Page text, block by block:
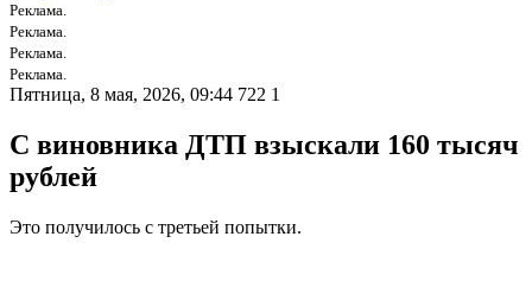
Реклама.
Реклама.
Реклама.
Реклама.
Пятница, 8 мая, 2026, 09:44 722 1
С виновника ДТП взыскали 160 тысяч
рублей
Это получилось с третьей попытки.